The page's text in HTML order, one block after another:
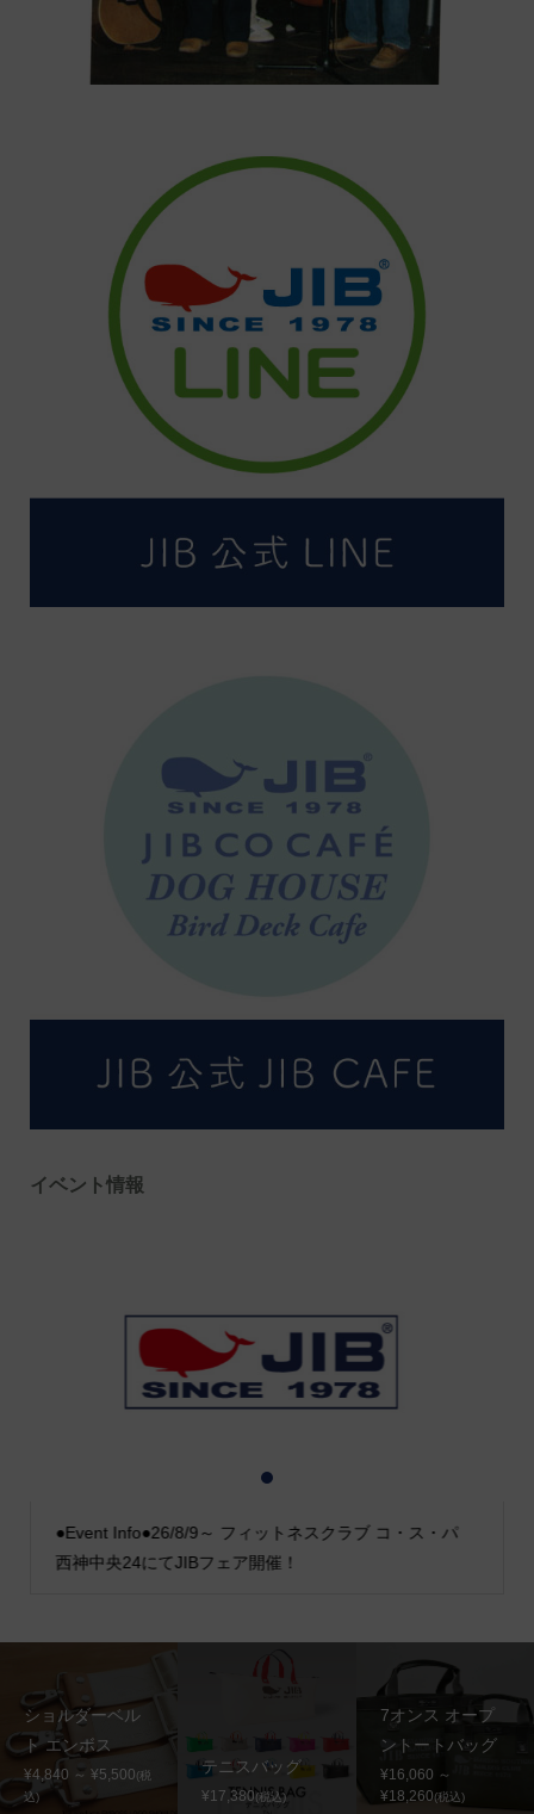
イベント情報
●Event Info●26/8/9～ フィットネスクラブ コ・ス・パ
西神中央24にてJIBフェア開催！
2
ショルダーベル
ト エンボス
¥4,840 ～ ¥5,500(税
込)
テニスバッグ
¥17,380(税込)
7オンス オープ
ントートバッグ
¥16,060 ～
¥18,260(税込)